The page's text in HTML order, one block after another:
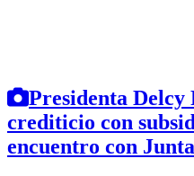
Presidenta Delcy
crediticio con
encuentro con